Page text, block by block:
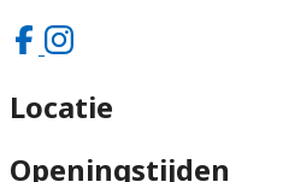
Locatie
Openingstijden